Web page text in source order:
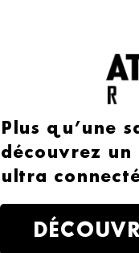
Plus qu’une
découvrez un
ultra